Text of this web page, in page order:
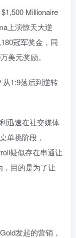
Millionaire
上演惊天大逆
冠军奖金，同
美元奖励。
迅速在社交媒体
单挑阶段，
疑似存在串通让
，目的是为了让
发起的营销，